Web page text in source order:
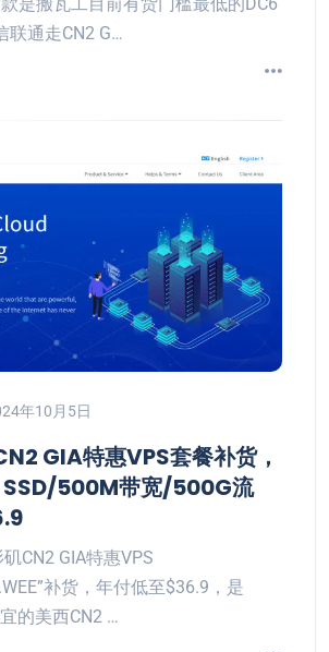
联通走CN2 G…
年10月5日
GIA特惠VPS套餐补货，
SSD/500M带宽/500G流
CN2 GIA特惠VPS
补货，年付低至$36.9，是
的美西CN2 …